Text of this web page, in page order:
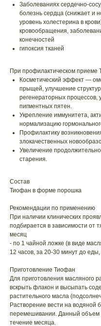
Заболеваниях сердечно-
болезнь сердца (снижает и
уровень холестерина в
кровообращения,
конечностей
гипоксия тканей
При профилактическом приеме
Косметический эффект —
прыщей, улучшение
регенераторных процессов,
пигментных пятен.
Укрепление иммунитета,
нормализацию
Профилактику
злокачественных
Увеличение
старения.
Состав
Тиофан в форме порошка
Рекомендации по применению
При наличии клинических
подбирается в зависимости от
месяц
- по 1 чайной ложке (в виде
12 часов, за 20-30 минут до еды,
Приготовление Тиофан
Для приготовления масляного
вскрыть флакон и высыпать
растительного масла
Растворение вести на водяной
перемешивании. Данный объем
течение месяца.